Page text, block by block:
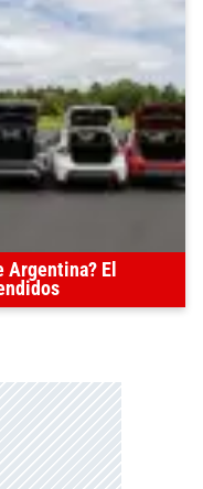
Argentina? El